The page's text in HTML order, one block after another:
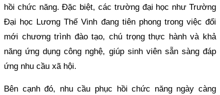
hồi chức năng. Đặc biệt, các trường đại học như Trường
Đại học Lương Thế Vinh đang tiên phong trong việc đổi
mới chương trình đào tạo, chú trọng thực hành và khả
năng ứng dụng công nghệ, giúp sinh viên sẵn sàng đáp
ứng nhu cầu xã hội.
Bên cạnh đó, nhu cầu phục hồi chức năng ngày càng